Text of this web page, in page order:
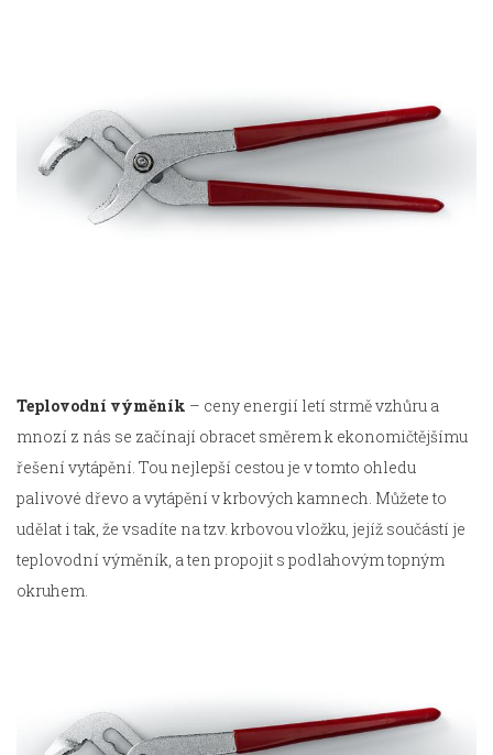
Teplovodní výměník – ceny energií letí strmě vzhůru a
mnozí z nás se začínají obracet směrem k ekonomičtějšímu
řešení vytápění. Tou nejlepší cestou je v tomto ohledu
palivové dřevo a vytápění v krbových kamnech. Můžete to
udělat i tak, že vsadíte na tzv. krbovou vložku, jejíž součástí je
teplovodní výměník, a ten propojit s podlahovým topným
okruhem.